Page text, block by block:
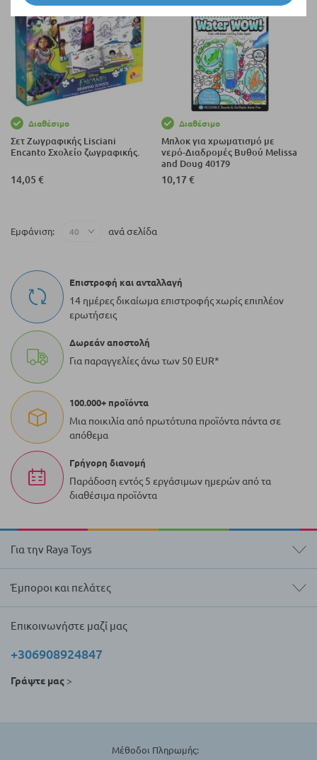
Διαθέσιμο
Σετ Ζωγραφικής Lisciani
Encanto Σχολείο ζωγραφικής.
14,05 €
Διαθέσιμο
Μπλοκ για χρωματισμό με
νερό-Διαδρομές Βυθού Melissa
and Doug 40179
10,17 €
Εμφάνιση ανά σελίδα
Επιστροφή και ανταλλαγή
14 ημέρες δικαίωμα επιστροφής χωρίς επιπλέον
ερωτήσεις
Δωρεάν αποστολή
Για παραγγελίες άνω των 50 EUR*
100.000+ προϊόντα
Μια ποικιλία από πρωτότυπα προϊόντα πάντα σε
απόθεμα
Γρήγορη διανομή
Παράδοση εντός 5 εργάσιμων ημερών από τα
διαθέσιμα προϊόντα
Για την Raya Toys
Έμποροι και πελάτες
Επικοινωνήστε μαζί μας
+306908924847
Γράψτε μας >
Μέθοδοι Πληρωμής: